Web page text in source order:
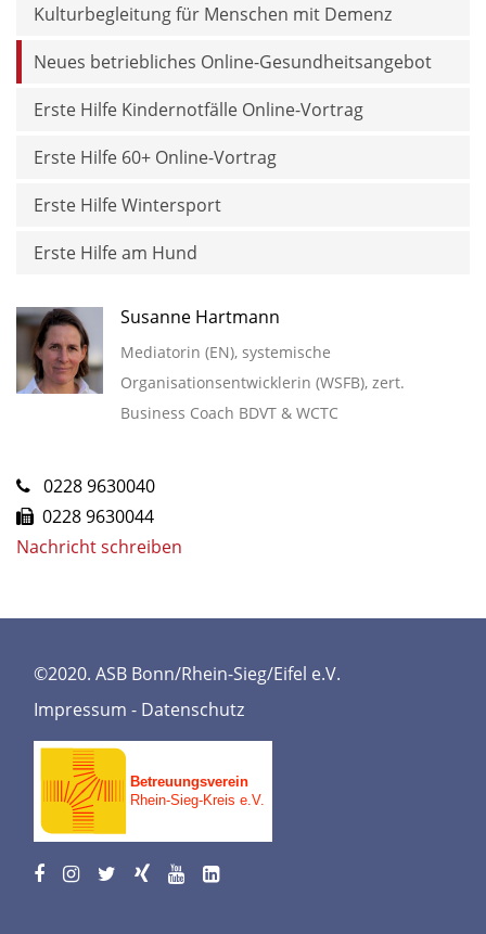
Kulturbegleitung für Menschen mit Demenz
Neues betriebliches Online-Gesundheitsangebot
Erste Hilfe Kindernotfälle Online-Vortrag
Erste Hilfe 60+ Online-Vortrag
Erste Hilfe Wintersport
Erste Hilfe am Hund
Susanne Hartmann
Mediatorin (EN), systemische
Organisationsentwicklerin (WSFB), zert.
Business Coach BDVT & WCTC
0228 9630040
0228 9630044
Nachricht schreiben
©2020. ASB Bonn/Rhein-Sieg/Eifel e.V.
Impressum - Datenschutz